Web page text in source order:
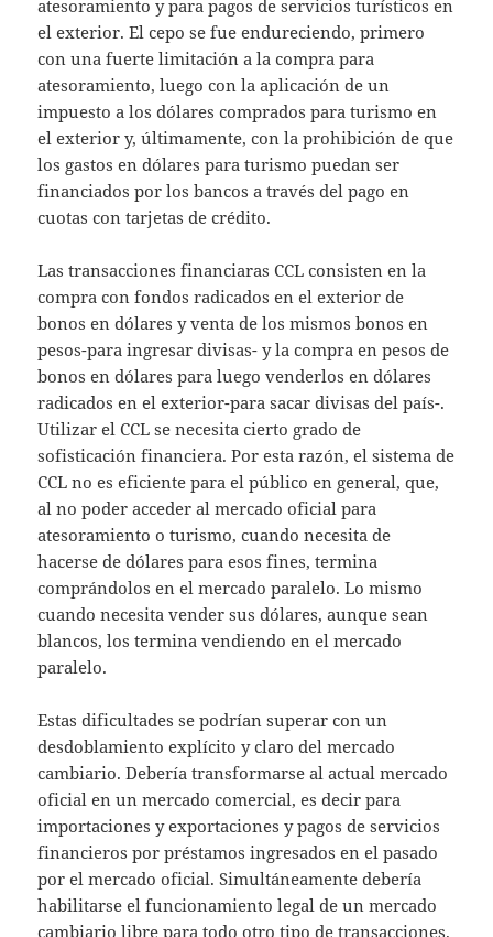
atesoramiento y para pagos de servicios turísticos en
el exterior. El cepo se fue endureciendo, primero
con una fuerte limitación a la compra para
atesoramiento, luego con la aplicación de un
impuesto a los dólares comprados para turismo en
el exterior y, últimamente, con la prohibición de que
los gastos en dólares para turismo puedan ser
financiados por los bancos a través del pago en
cuotas con tarjetas de crédito.
Las transacciones financiaras CCL consisten en la
compra con fondos radicados en el exterior de
bonos en dólares y venta de los mismos bonos en
pesos-para ingresar divisas- y la compra en pesos de
bonos en dólares para luego venderlos en dólares
radicados en el exterior-para sacar divisas del país-.
Utilizar el CCL se necesita cierto grado de
sofisticación financiera. Por esta razón, el sistema de
CCL no es eficiente para el público en general, que,
al no poder acceder al mercado oficial para
atesoramiento o turismo, cuando necesita de
hacerse de dólares para esos fines, termina
comprándolos en el mercado paralelo. Lo mismo
cuando necesita vender sus dólares, aunque sean
blancos, los termina vendiendo en el mercado
paralelo.
Estas dificultades se podrían superar con un
desdoblamiento explícito y claro del mercado
cambiario. Debería transformarse al actual mercado
oficial en un mercado comercial, es decir para
importaciones y exportaciones y pagos de servicios
financieros por préstamos ingresados en el pasado
por el mercado oficial. Simultáneamente debería
habilitarse el funcionamiento legal de un mercado
cambiario libre para todo otro tipo de transacciones.